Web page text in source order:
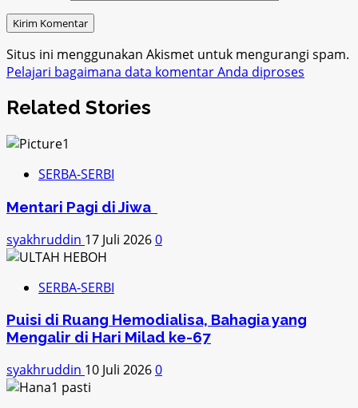
Situs ini menggunakan Akismet untuk mengurangi spam.
Pelajari bagaimana data komentar Anda diproses
Related Stories
SERBA-SERBI
Mentari Pagi di Jiwa
syakhruddin 17 Juli 20260
SERBA-SERBI
Puisi di Ruang Hemodialisa, Bahagia yang
Mengalir di Hari Milad ke-67
syakhruddin 10 Juli 20260